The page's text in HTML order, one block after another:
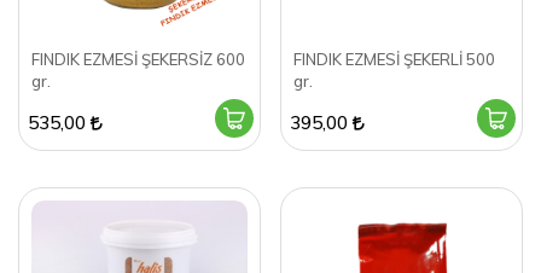
FINDIK EZMESİ ŞEKERSİZ 600
gr.
535,00
FINDIK EZMESİ ŞEKERLİ 500
gr.
395,00